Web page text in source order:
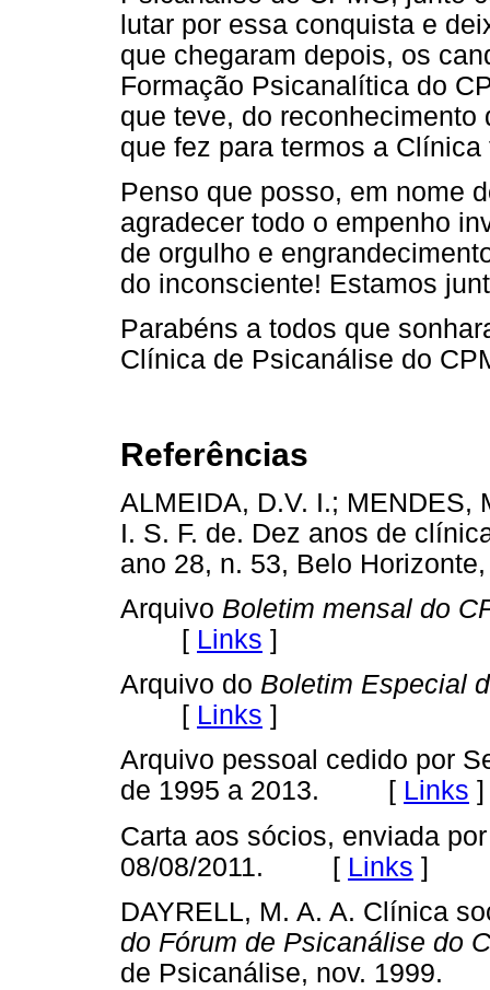
lutar por essa conquista e
que chegaram depois, os
Formação Psicanalítica do
que teve, do
que fez para termos a
Penso que posso, em nome
agradecer todo o empenho
de orgulho e
do inconsciente! Estamos
Parabéns a todos que
Clínica de Psicanálise do
Referências
ALMEIDA, D.V. I.; MENDES,
I. S. F. de. Dez anos de
ano 28, n. 53, Belo
Arquivo Boletim mensal do
[ Links ]
Arquivo do Boletim Especial
[ Links ]
Arquivo pessoal cedido por
de 1995 a 2013. [ Links ]
Carta aos sócios, enviada
08/08/2011. [ Links ]
DAYRELL, M. A. A. Clínica
do Fórum de Psicanálise do
de Psicanálise, nov.